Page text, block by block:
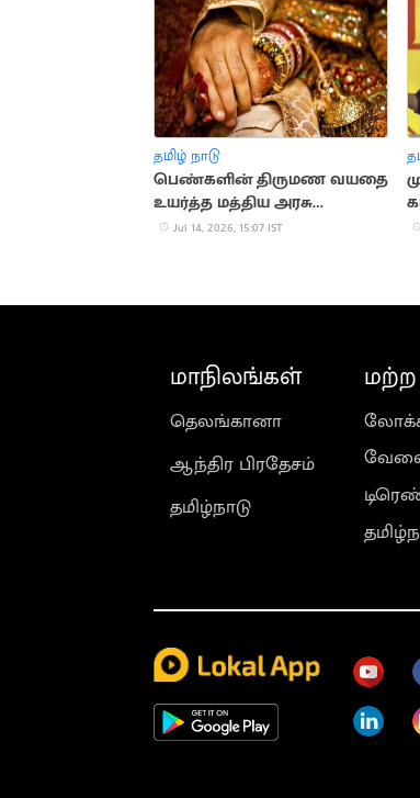
தமிழ் நாடு
பெண்களின் திருமண வயதை
உயர்த்த மத்திய அரசு
பரிசீலனை
Jul 14, 2026, 15:07 IST
மாநிலங்கள்
தெலங்கானா
ஆந்திர பிரதேசம்
தமிழ்நாடு
மற்ற